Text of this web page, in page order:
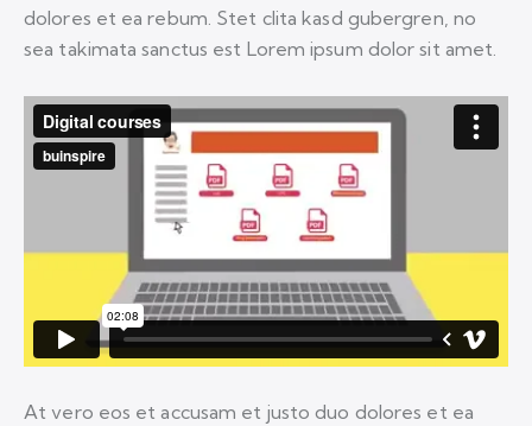
dolores et ea rebum. Stet clita kasd gubergren, no
sea takimata sanctus est Lorem ipsum dolor sit amet.
At vero eos et accusam et justo duo dolores et ea